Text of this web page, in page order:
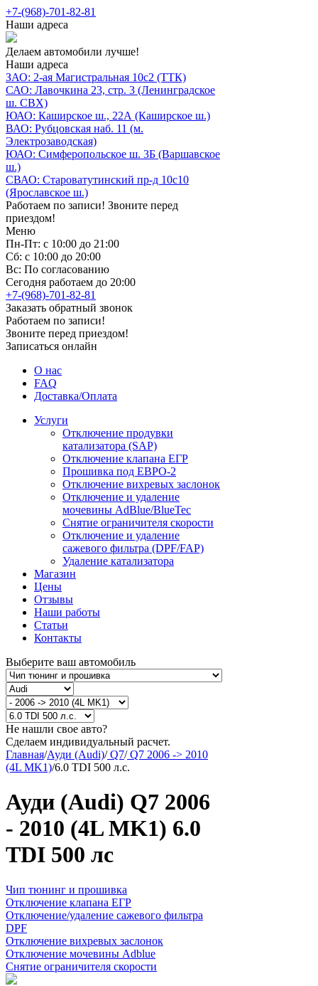
+7-(968)-701-82-81
Наши адреса
Делаем автомобили лучше!
Наши адреса
ЗАО: 2-ая Магистральная 10с2 (ТТК)
САО: Лавочкина 23, стр. 3 (Ленинградское
ш. СВХ)
ЮАО: Каширское ш., 22А (Каширское ш.)
ВАО: Рубцовская наб. 11 (м.
Электрозаводская)
ЮАО: Симферопольское ш. 3Б (Варшавское
ш.)
СВАО: Староватутинский пр-д 10с10
(Ярославское ш.)
Работаем по записи! Звоните перед
приездом!
Меню
Пн-Пт: с 10:00 до 21:00
Сб: с 10:00 до 20:00
Вс: По согласованию
Сегодня работаем до 20:00
+7-(968)-701-82-81
Заказать обратный звонок
Работаем по записи!
Звоните перед приездом!
Записаться онлайн
О нас
FAQ
Доставка/Оплата
Услуги
Отключение продувки
катализатора (SAP)
Отключение клапана ЕГР
Прошивка под ЕВРО-2
Отключение вихревых заслонок
Отключение и удаление
мочевины AdBlue/BlueTec
Снятие ограничителя скорости
Отключение и удаление
сажевого фильтра (DPF/FAP)
Удаление катализатора
Магазин
Цены
Отзывы
Наши работы
Статьи
Контакты
Выберите ваш автомобиль
Не нашли свое авто?
Сделаем индивидуальный расчет.
Главная/Ауди (Audi)/Q7/Q7 2006 -> 2010
(4L MK1)/6.0 TDI 500 л.с.
Ауди (Audi) Q7 2006
- 2010 (4L MK1) 6.0
TDI 500 лс
Чип тюнинг и прошивка
Отключение клапана ЕГР
Отключение/удаление сажевого фильтра
DPF
Отключение вихревых заслонок
Отключение мочевины Adblue
Снятие ограничителя скорости